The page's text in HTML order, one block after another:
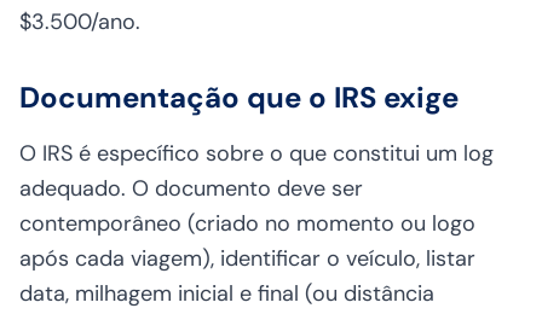
$3.500/ano.
Documentação que o IRS exige
O IRS é específico sobre o que constitui um log
adequado. O documento deve ser
contemporâneo (criado no momento ou logo
após cada viagem), identificar o veículo, listar
data, milhagem inicial e final (ou distância